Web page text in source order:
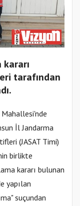
tarafından
İl Jandarma
(JASAT Timi)
birlikte
kararı bulunan
yapılan
suçundan